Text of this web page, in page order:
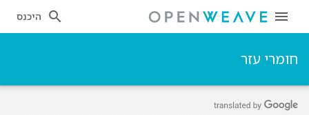
היכנס
חומרי עזר